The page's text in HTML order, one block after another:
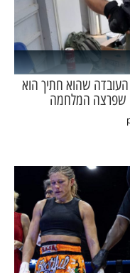
שהוא חתיך הוא
שפרצה המלחמה